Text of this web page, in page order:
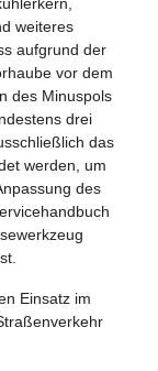
weiteres
aufgrund der
vor dem
des Minuspols
drei
das
werden, um
des
Einsatz im